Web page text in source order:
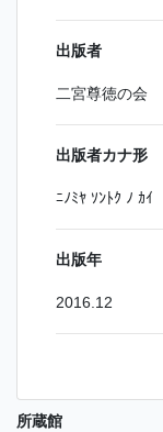
出版者
二宮尊徳の会
出版者カナ形
ﾆﾉﾐﾔ ｿﾝﾄｸ ﾉ ｶｲ
出版年
2016.12
所蔵館